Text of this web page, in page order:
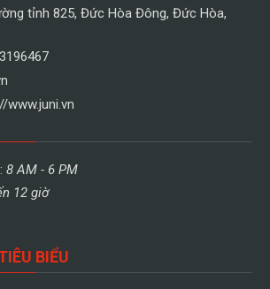
tỉnh 825, Đức Hòa Đông, Đức Hòa,
www.juni.vn
8 AM - 6 PM
12 giờ
BIỂU